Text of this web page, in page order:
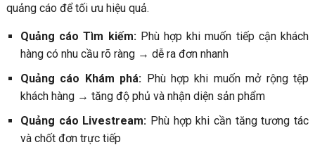
quảng cáo để tối ưu hiệu quả.
Quảng cáo Tìm kiếm:Phù hợp khi muốn tiếp cận khách
hàng có nhu cầu rõ ràng → dễ ra đơn nhanh
Quảng cáo Khám phá: Phù hợp khi muốn mở rộng tệp
khách hàng → tăng độ phủ và nhận diện sản phẩm
Quảng cáo Livestream: Phù hợp khi cần tăng tương tác
và chốt đơn trực tiếp